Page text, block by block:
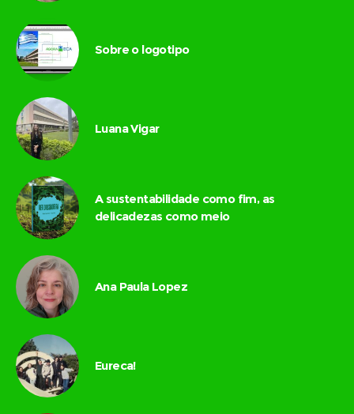
Sobre o logotipo
Luana Vigar
A sustentabilidade como fim, as
delicadezas como meio
Ana Paula Lopez
Eureca!